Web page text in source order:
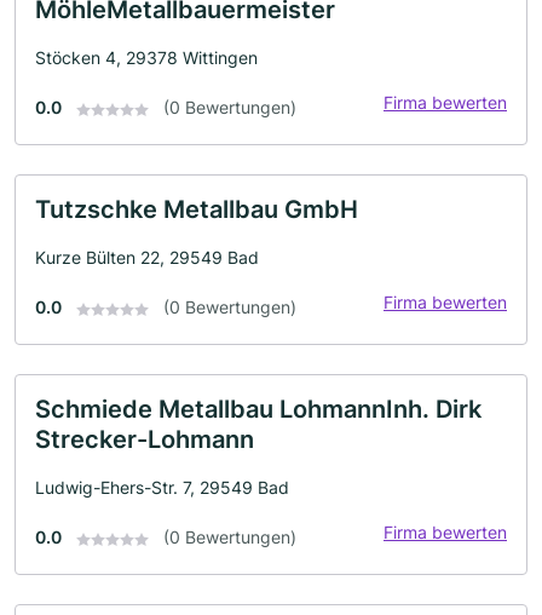
MöhleMetallbauermeister
Stöcken 4, 29378 Wittingen
0.0 (0 Bewertungen) Firma bewerten
Tutzschke Metallbau GmbH
Kurze Bülten 22, 29549 Bad
0.0 (0 Bewertungen) Firma bewerten
Schmiede Metallbau LohmannInh. Dirk
Strecker-Lohmann
Ludwig-Ehers-Str. 7, 29549 Bad
0.0 (0 Bewertungen) Firma bewerten